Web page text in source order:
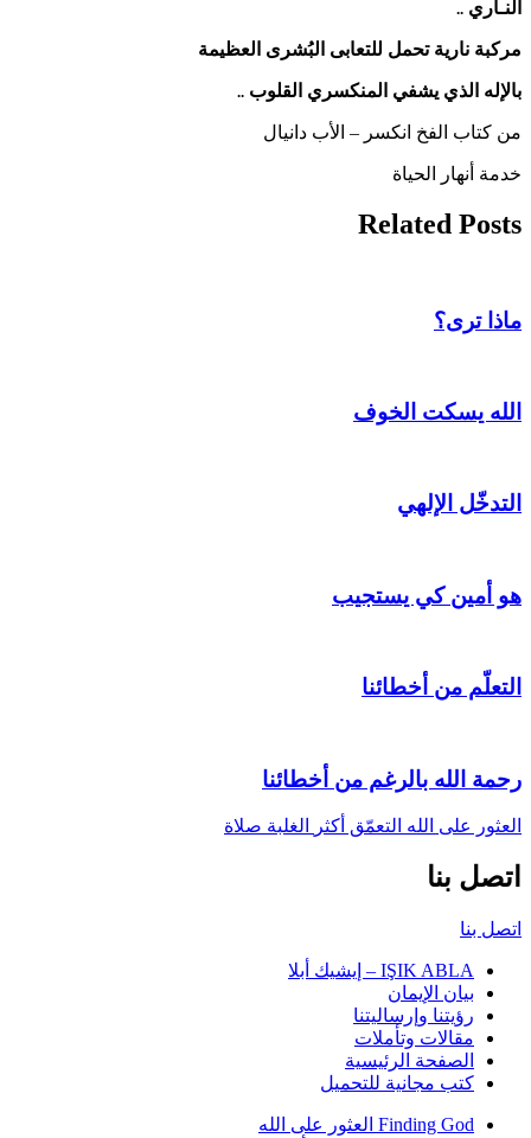
النـاري ..
مركبة نارية تحمل للتعابى البُشرى العظيمة
بالإله الذي يشفي المنكسري القلوب ..
من كتاب الفخ انكسر – الأب دانيال
خدمة أنهار الحياة
Related Posts
ماذا ترى؟
الله يسكت الخوف
التدخّل الإلهي
هو أمين كي يستجيب
التعلّم من أخطائنا
رحمة الله بالرغم من أخطائنا
العثور على الله التعمّق أكثر الغلبة صلاة
اتصل بنا
اتصل بنا
IŞIK ABLA – إيشيك أبلا
بيان الإيمان
رؤيتنا وإرساليتنا
مقالات وتأملات
الصفحة الرئيسية
كتب مجانية للتحميل
Finding God العثور على الله